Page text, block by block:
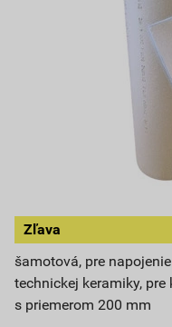
Zľava
šamotová, pre
technickej keramiky,
s priemerom 200 mm